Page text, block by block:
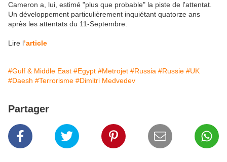
Cameron a, lui, estimé "plus que probable" la piste de l'attentat.
Un développement particulièrement inquiétant quatorze ans
après les attentats du 11-Septembre.
Lire l’article
#Gulf & Middle East #Egypt #Metrojet #Russia #Russie #UK
#Daesh #Terrorisme #Dimitri Medvedev
Partager